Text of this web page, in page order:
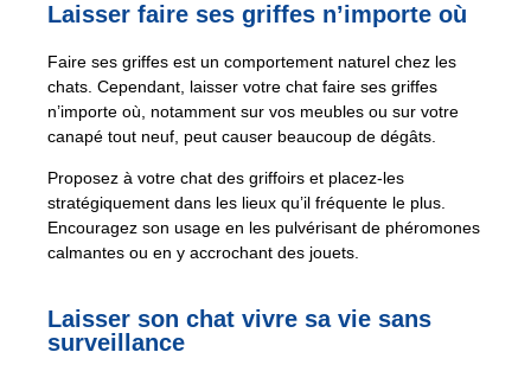
Laisser faire ses griffes n’importe où
Faire ses griffes est un comportement naturel chez les
chats. Cependant, laisser votre chat faire ses griffes
n’importe où, notamment sur vos meubles ou sur votre
canapé tout neuf, peut causer beaucoup de dégâts.
Proposez à votre chat des griffoirs et placez-les
stratégiquement dans les lieux qu’il fréquente le plus.
Encouragez son usage en les pulvérisant de phéromones
calmantes ou en y accrochant des jouets.
Laisser son chat vivre sa vie sans
surveillance